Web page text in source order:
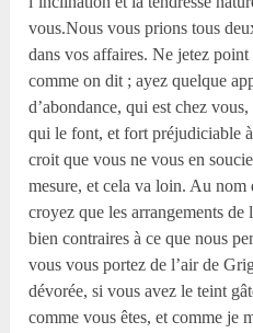
vous.Nous vous prions tous
dans vos affaires. Ne jetez point
comme on dit ; ayez quelque
d’abondance, qui est chez
qui le font, et fort préjudiciable
croit que vous ne vous en
mesure, et cela va loin. Au nom
croyez que les arrangements
bien contraires à ce que nous
vous vous portez de l’air de
dévorée, si vous avez le teint
comme vous êtes, et comme je